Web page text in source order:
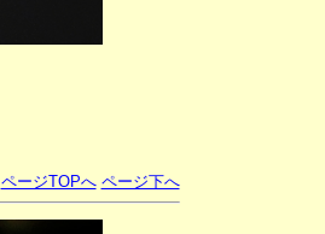
ページTOPへ ページ下へ